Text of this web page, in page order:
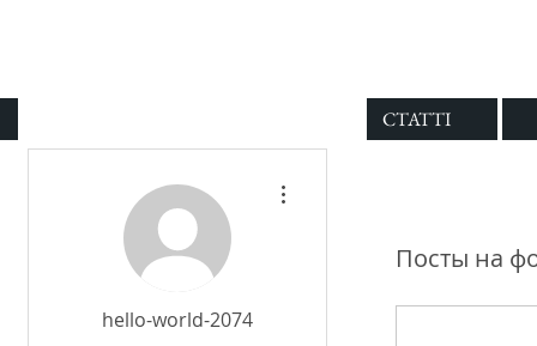
СТАТТІ
hello-world-2074
Посты на